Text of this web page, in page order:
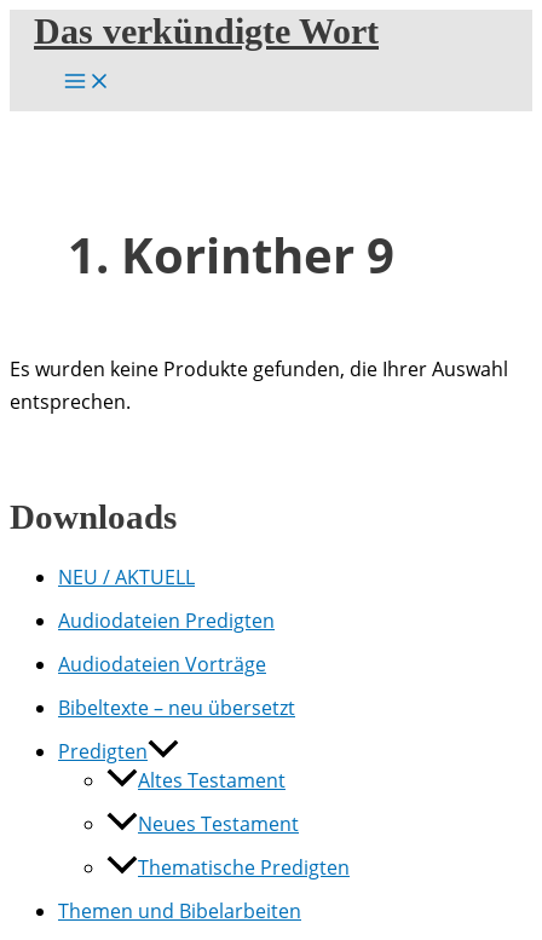
Zum
Inhalt
springen
Das verkündigte Wort
1. Korinther 9
Es wurden keine Produkte gefunden, die Ihrer Auswahl
entsprechen.
Downloads
NEU / AKTUELL
Audiodateien Predigten
Audiodateien Vorträge
Bibeltexte – neu übersetzt
Predigten
Altes Testament
Neues Testament
Thematische Predigten
Themen und Bibelarbeiten